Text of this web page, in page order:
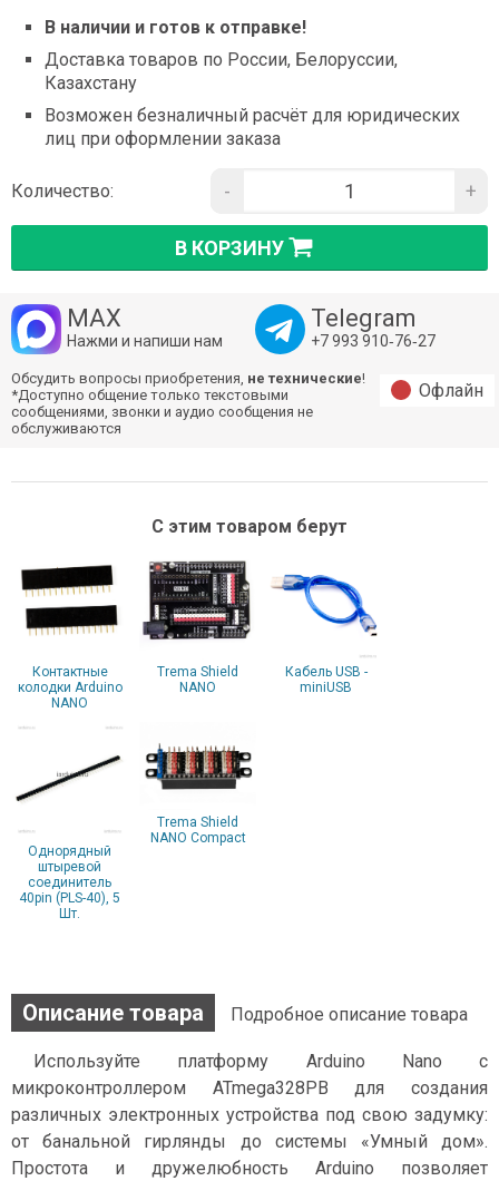
В наличии и готов к отправке!
Доставка товаров по России, Белоруссии,
Казахстану
Возможен безналичный расчёт для юридических
лиц при оформлении заказа
Количество: - +
В КОРЗИНУ
MAX
Нажми и напиши нам
Telegram
+7 993 910‑76‑27
Обсудить вопросы приобретения, не технические!
*Доступно общение только текстовыми
сообщениями, звонки и аудио сообщения не
обслуживаются
Офлайн
С этим товаром берут
Контактные
колодки Arduino
NANO
Trema Shield
NANO
Кабель USB -
miniUSB
Однорядный
штыревой
соединитель
40pin (PLS-40), 5
Шт.
Trema Shield
NANO Compact
Описание товара Подробное описание товара
Используйте платформу Arduino Nano с
микроконтроллером ATmega328PB для создания
различных электронных устройства под свою задумку:
от банальной гирлянды до системы «Умный дом».
Простота и дружелюбность Arduino позволяет